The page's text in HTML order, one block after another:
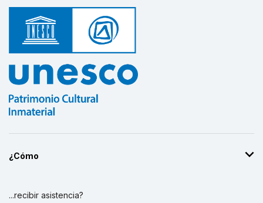
¿Cómo
...recibir asistencia?